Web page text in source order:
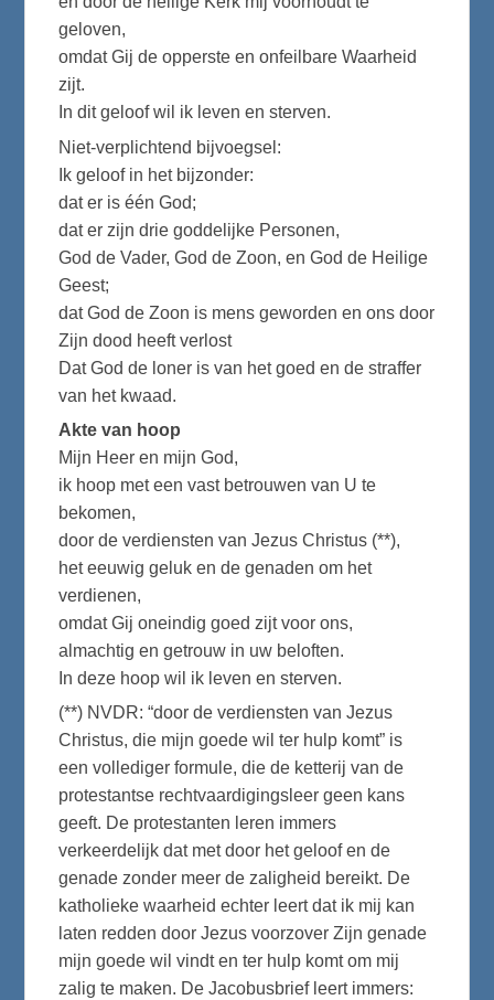
geloven,
omdat Gij de opperste en onfeilbare Waarheid
zijt.
In dit geloof wil ik leven en sterven.
Niet-verplichtend bijvoegsel:
Ik geloof in het bijzonder:
dat er is één God;
dat er zijn drie goddelijke Personen,
God de Vader, God de Zoon, en God de Heilige
Geest;
dat God de Zoon is mens geworden en ons door
Zijn dood heeft verlost
Dat God de loner is van het goed en de straffer
van het kwaad.
Akte van hoop
Mijn Heer en mijn God,
ik hoop met een vast betrouwen van U te
bekomen,
door de verdiensten van Jezus Christus (**),
het eeuwig geluk en de genaden om het
verdienen,
omdat Gij oneindig goed zijt voor ons,
almachtig en getrouw in uw beloften.
In deze hoop wil ik leven en sterven.
(**) NVDR: “door de verdiensten van Jezus
Christus, die mijn goede wil ter hulp komt” is
een vollediger formule, die de ketterij van de
protestantse rechtvaardigingsleer geen kans
geeft. De protestanten leren immers
verkeerdelijk dat met door het geloof en de
genade zonder meer de zaligheid bereikt. De
katholieke waarheid echter leert dat ik mij kan
laten redden door Jezus voorzover Zijn genade
mijn goede wil vindt en ter hulp komt om mij
zalig te maken. De Jacobusbrief leert immers: